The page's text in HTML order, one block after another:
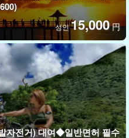
성인15,000 円
자전거) 대여◆일반면허 필수